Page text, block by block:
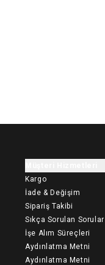
Kargo
İade & Değişim
Sipariş Takibi
Sıkça Sorulan Sorular
İşe Alım Süreçleri
Aydınlatma Metni
Aydınlatma Metni